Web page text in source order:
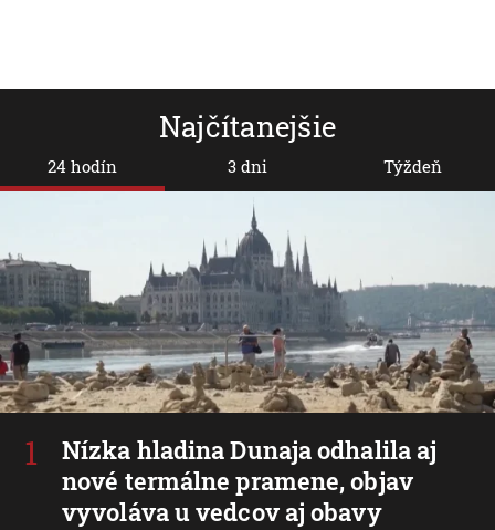
Najčítanejšie
24 hodín
Nízka hladina Dunaja odhalila aj
nové termálne pramene, objav
vyvoláva u vedcov aj obavy
3 dni Týždeň